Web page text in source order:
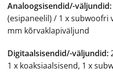
Analoogsisendid/-väljundid:
(esipaneelil) / 1 x subwoofri
mm kõrvaklapiväljund
Digitaalsisendid/-väljundid:
1 x koaksiaalsisend, 1 x